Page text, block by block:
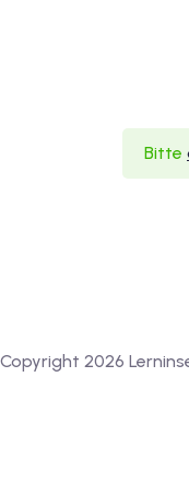
Bitte
Copyright 2026